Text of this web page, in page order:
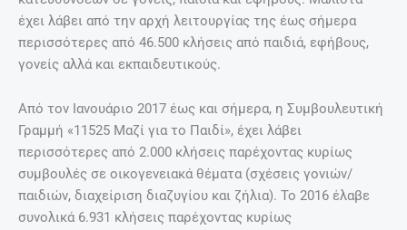
έχει λάβει από την αρχή λειτουργίας της έως σήμερα
περισσότερες από 46.500 κλήσεις από παιδιά, εφήβους,
γονείς αλλά και εκπαιδευτικούς.
Aπό τον Ιανουάριο 2017 έως και σήμερα, η Συμβουλευτική
Γραμμή «11525 Μαζί για το Παιδί», έχει λάβει
περισσότερες από 2.000 κλήσεις παρέχοντας κυρίως
συμβουλές σε οικογενειακά θέματα (σχέσεις γονιών/
παιδιών, διαχείριση διαζυγίου και ζήλια). Το 2016 έλαβε
συνολικά 6.931 κλήσεις παρέχοντας κυρίως